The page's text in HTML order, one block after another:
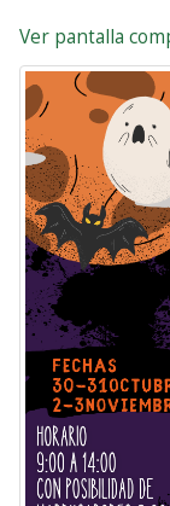
Ver pantalla